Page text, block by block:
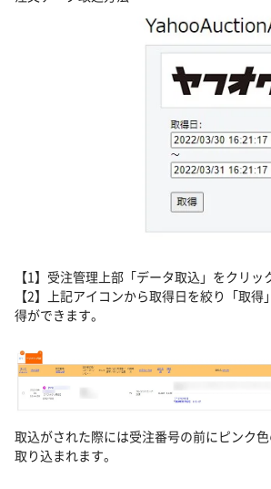
【1】受注管理上部「データ取込」をクリッ
【2】上記アイコンから取得日を絞り「取
得ができます。
取込がされた際には受注番号の前にピンク色
取り込まれます。